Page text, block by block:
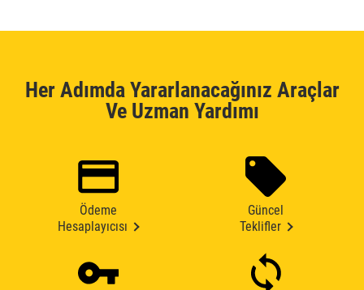
Her Adımda Yararlanacağınız Araçlar
Ve Uzman Yardımı
Ödeme
Hesaplayıcısı
Güncel
Teklifler